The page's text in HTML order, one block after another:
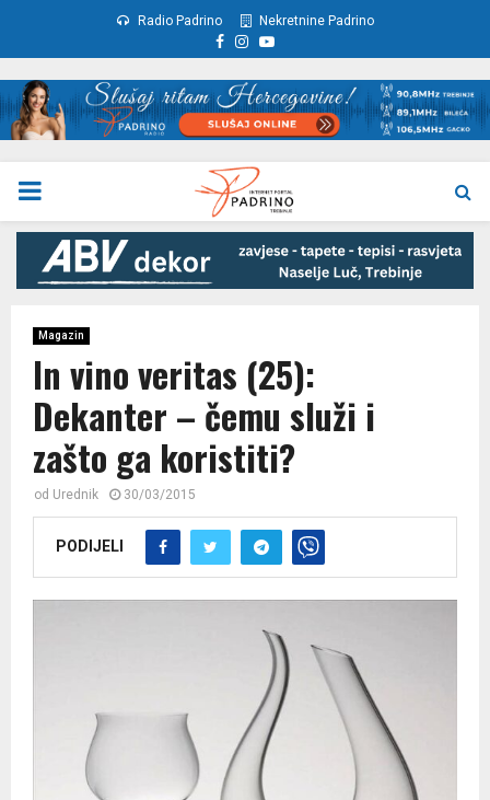
Radio Padrino Nekretnine Padrino
Facebook
Instagram
Youtube
PRIMARY
MENU
Magazin
In vino veritas (25):
Dekanter – čemu služi i
zašto ga koristiti?
od Urednik 30/03/2015
PODIJELI